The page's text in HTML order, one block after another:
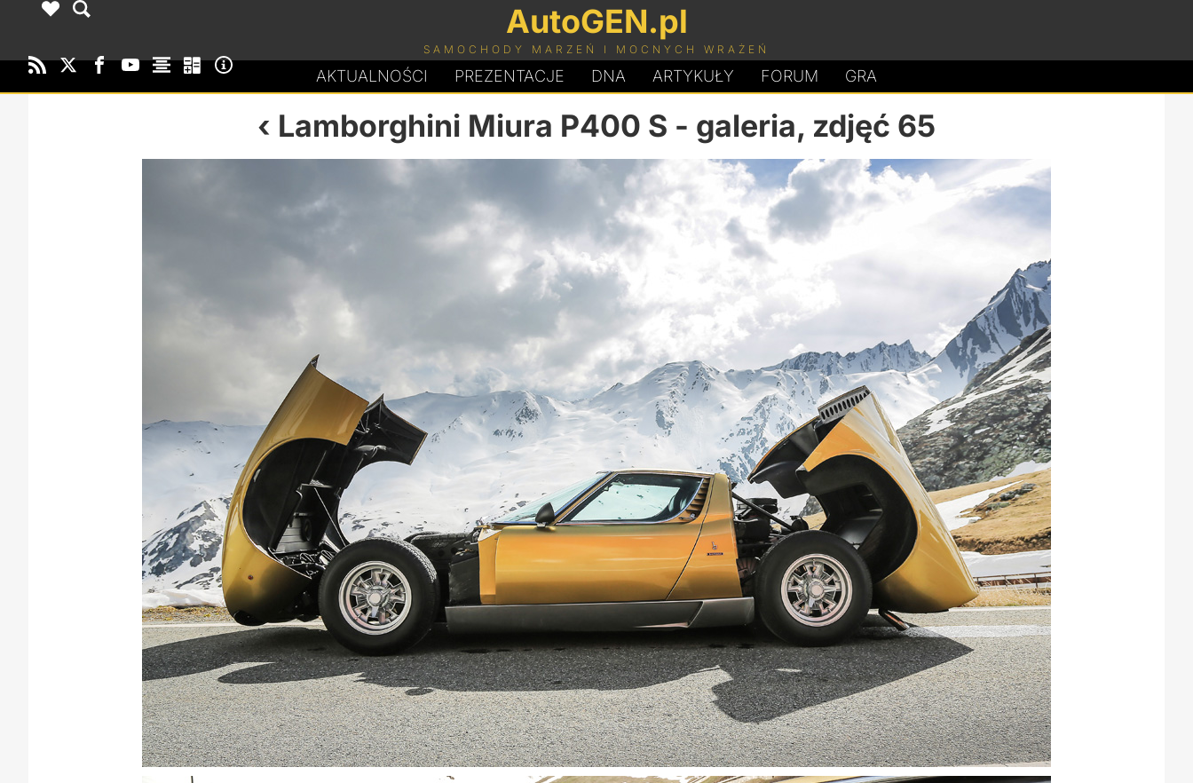
AutoGEN.pl
SAMOCHODY MARZEŃ I MOCNYCH WRAŻEŃ
AKTUALNOŚCI PREZENTACJE DNA ARTYKUŁY FORUM GRA
Lamborghini Miura P400 S - galeria, zdjęć 65